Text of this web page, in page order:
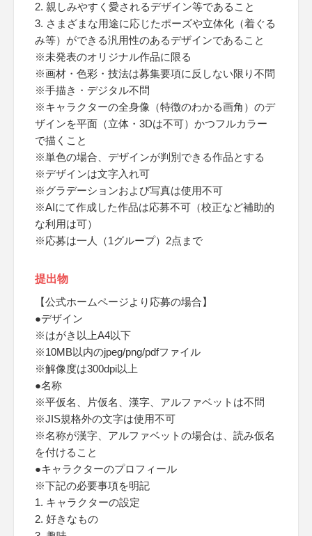
2. 親しみやすく愛されるデザイン等であること
3. さまざまな用途に応じたポーズや立体化（着ぐる
み等）ができる汎用性のあるデザインであること
※未発表のオリジナル作品に限る
※画材・色彩・技法は募集要項に反しない限り不問
※手描き・デジタル不問
※キャラクターの全身像（特徴のわかる画角）のデ
ザインを平面（立体・3Dは不可）かつフルカラー
で描くこと
※単色の場合、デザインが判別できる作品とする
※デザインは文字入れ可
※グラデーションおよび写真は使用不可
※AIにて作成した作品は応募不可（校正など補助的
な利用は可）
※応募は一人（1グループ）2点まで
提出物
【公式ホームページより応募の場合】
●デザイン
※はがき以上A4以下
※10MB以内のjpeg/png/pdfファイル
※解像度は300dpi以上
●名称
※平仮名、片仮名、漢字、アルファベットは不問
※JIS規格外の文字は使用不可
※名称が漢字、アルファベットの場合は、読み仮名
を付けること
●キャラクターのプロフィール
※下記の必要事項を明記
1. キャラクターの設定
2. 好きなもの